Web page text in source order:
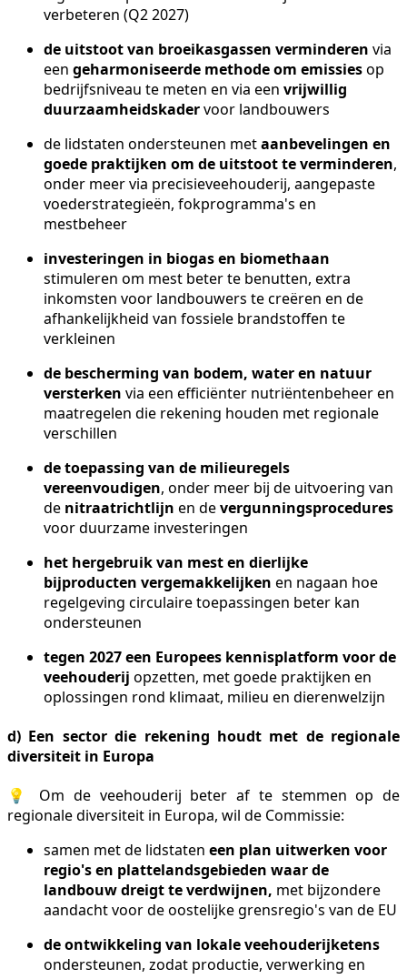
verbeteren (Q2 2027)
de uitstoot van broeikasgassen verminderen via
een geharmoniseerde methode om emissiesop
bedrijfsniveau te meten en via een vrijwillig
duurzaamheidskadervoor landbouwers
de lidstaten ondersteunen metaanbevelingen en
goede praktijken om de uitstoot te verminderen,
onder meer via precisieveehouderij, aangepaste
voederstrategieën, fokprogramma's en
mestbeheer
investeringen in biogas en biomethaan
stimuleren om mest beter te benutten, extra
inkomsten voor landbouwers te creëren en de
afhankelijkheid van fossiele brandstoffen te
verkleinen
de bescherming van bodem, water en natuur
versterken via een efficiënter nutriëntenbeheer en
maatregelen die rekening houden met regionale
verschillen
de toepassing van de milieuregels
vereenvoudigen, onder meer bij de uitvoering van
de nitraatrichtlijn en devergunningsprocedures
voor duurzame investeringen
het hergebruik van mest en dierlijke
bijproducten vergemakkelijken en nagaan hoe
regelgeving circulaire toepassingen beter kan
ondersteunen
tegen 2027 een Europees kennisplatform voor de
veehouderij opzetten, met goede praktijken en
oplossingen rond klimaat, milieu en dierenwelzijn
d) Een sector die rekening houdt met de regionale
diversiteit in Europa
💡 Om de veehouderij beter af te stemmen op de
regionale diversiteit in Europa, wil de Commissie:
samen met de lidstaten een plan uitwerken voor
regio's en plattelandsgebieden waar de
landbouw dreigt te verdwijnen, met bijzondere
aandacht voor de oostelijke grensregio's van de EU
de ontwikkeling van lokale veehouderijketens
ondersteunen, zodat productie, verwerking en